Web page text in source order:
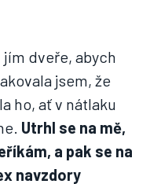
jím dveře, abych
jsem, že
ho, ať v nátlaku
Utrhl se na mě,
a pak se na
navzdory